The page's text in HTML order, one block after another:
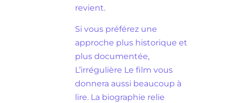
revient.
Si vous préférez une
approche plus historique et
plus documentée,
L’irrégulière Le film vous
donnera aussi beaucoup à
lire. La biographie relie